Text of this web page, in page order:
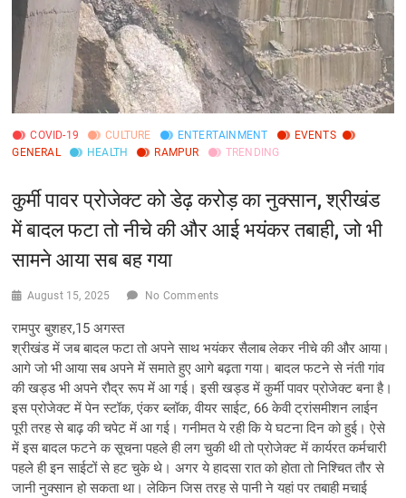
COVID-19 CULTURE ENTERTAINMENT
EVENTS
GENERAL
HEALTH RAMPUR TRENDING
कुर्मी पावर प्रोजेक्ट को डेढ़ करोड़ का नुक्सान, श्रीखंड
में बादल फटा तो नीचे की और आई भयंकर तबाही, जो भी
सामने आया सब बह गया
August 15, 2025 No Comments
रामपुर बुशहर,15 अगस्त
श्रीखंड में जब बादल फटा तो अपने साथ भयंकर सैलाब लेकर नीचे की और आया।
आगे जो भी आया सब अपने में समाते हुए आगे बढ़ता गया। बादल फटने से नंती गांव
की खड्ड भी अपने रौद्र रूप में आ गई। इसी खड्ड में कुर्मी पावर प्रोजेक्ट बना है।
इस प्रोजेक्ट में पेन स्टॉक, एंकर ब्लॉक, वीयर साईट, 66 केवी ट्रांसमीशन लाईन
पूरी तरह से बाढ़ की चपेट में आ गई। गनीमत ये रही कि ये घटना दिन को हुई। ऐसे
में इस बादल फटने क सूचना पहले ही लग चुकी थी तो प्रोजेक्ट में कार्यरत कर्मचारी
पहले ही इन साईटों से हट चुके थे। अगर ये हादसा रात को होता तो निश्चित तौर से
जानी नुक्सान हो सकता था। लेकिन जिस तरह से पानी ने यहां पर तबाही मचाई